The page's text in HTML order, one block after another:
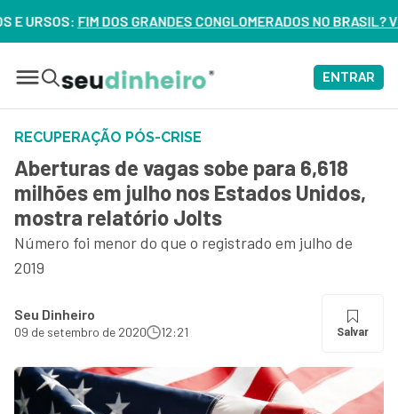
CONGLOMERADOS NO BRASIL? VEJA ERROS DE 3 DELES –
ENTRAR
RECUPERAÇÃO PÓS-CRISE
Aberturas de vagas sobe para 6,618
milhões em julho nos Estados Unidos,
mostra relatório Jolts
Número foi menor do que o registrado em julho de
2019
Seu Dinheiro
09 de setembro de 2020 12:21 Salvar